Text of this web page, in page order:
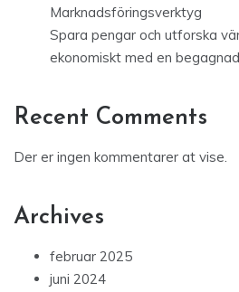
Marknadsföringsverktyg
Spara pengar och utforska
ekonomiskt med en
Recent Comments
Der er ingen kommentarer at vise.
Archives
februar 2025
juni 2024